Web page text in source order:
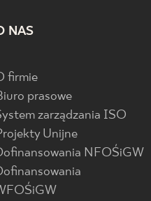
NAS
firmie
prasowe
zarządzania ISO
Unijne
NFOŚiGW